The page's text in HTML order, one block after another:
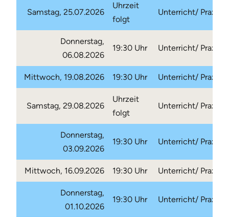
Samstag, 25.07.2026
Uhrzeit
folgt
Unterricht/ Praxis
Donnerstag,
06.08.2026
19:30 Uhr Unterricht/ Praxis
Mittwoch, 19.08.2026 19:30 Uhr Unterricht/ Praxis
Samstag, 29.08.2026
Uhrzeit
folgt
Unterricht/ Praxis
Donnerstag,
03.09.2026
19:30 Uhr Unterricht/ Praxis
Mittwoch, 16.09.2026 19:30 Uhr Unterricht/ Praxis
Donnerstag,
01.10.2026
19:30 Uhr Unterricht/ Praxis